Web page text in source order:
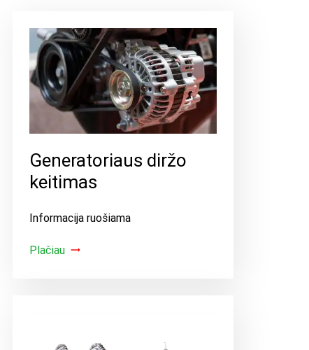
Generatoriaus diržo
keitimas
Informacija ruošiama
Plačiau